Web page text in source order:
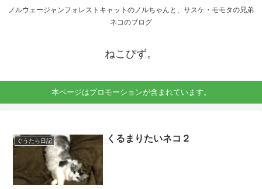
ノルウェージャンフォレストキャットのノルちゃんと、サスケ・モモタの兄弟
ネコのブログ
ねこびず。
本ページはプロモーションが含まれています。
ぐうたら日記 くるまりたいネコ２